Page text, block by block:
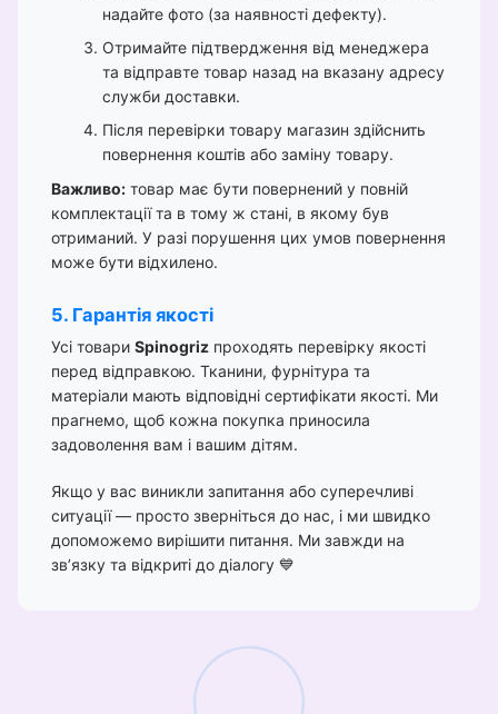
надайте фото (за наявності дефекту).
Отримайте підтвердження від менеджера
та відправте товар назад на вказану адресу
служби доставки.
Після перевірки товару магазин здійснить
повернення коштів або заміну товару.
Важливо: товар має бути повернений у повній
комплектації та в тому ж стані, в якому був
отриманий. У разі порушення цих умов повернення
може бути відхилено.
5. Гарантія якості
Усі товари Spinogriz проходять перевірку якості
перед відправкою. Тканини, фурнітура та
матеріали мають відповідні сертифікати якості. Ми
прагнемо, щоб кожна покупка приносила
задоволення вам і вашим дітям.
Якщо у вас виникли запитання або суперечливі
ситуації — просто зверніться до нас, і ми швидко
допоможемо вирішити питання. Ми завжди на
зв’язку та відкриті до діалогу 💙